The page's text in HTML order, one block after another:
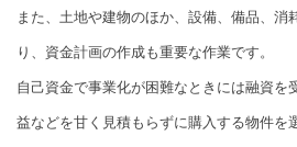
また、土地や建物のほか、設備、備品、消
り、資金計画の作成も重要な作業です。
自己資金で事業化が困難なときには融資を
益などを甘く見積もらずに購入する物件を